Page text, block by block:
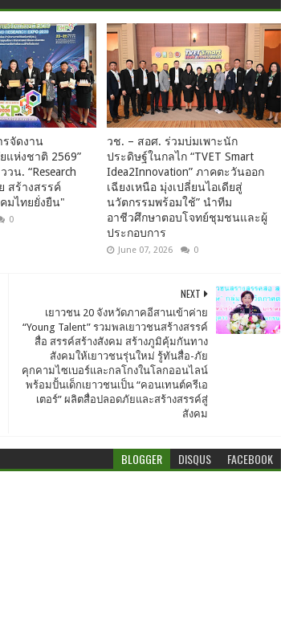
รจัดงาน
แห่งชาติ 2569”
น. “Research
สร้างสรรค์
มไทยยั่งยืน"
0
วช. – สอศ. ร่วมบ่มเพาะนัก
ประดิษฐ์ในกลไก “TVET Smart
Idea2Innovation” ภาคตะวันออก
เฉียงเหนือ มุ่งเปลี่ยนไอเดียสู่
นวัตกรรมพร้อมใช้” นำทีม
อาชีวศึกษาตอบโจทย์ชุมชนและผู้
ประกอบการ
June 07, 2026 0
NEXT
เยาวชน 20 จังหวัดภาคอีสานเข้าค่าย
“Young Talent” รวมพลเยาวชนสร้างสรรค์
สื่อ สรรค์สร้างสังคม สร้างภูมิคุ้มกันทาง
สังคมให้เยาวชนรุ่นใหม่ รู้ทันสื่อ-ภัย
คุกคามไซเบอร์และกลโกงในโลกออนไลน์
พร้อมปั้นเด็กเยาวชนเป็น “คอนเทนต์ครีเอ
เตอร์” ผลิตสื่อปลอดภัยและสร้างสรรค์สู่
สังคม
BLOGGER DISQUS FACEBOOK